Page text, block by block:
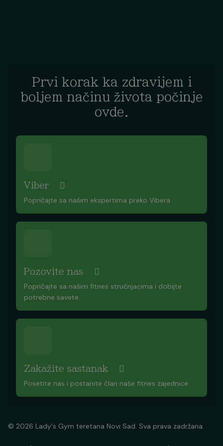
Prvi korak ka zdravijem i
boljem načinu života počinje
ovde.
Viber
Popričajte sa našim ekspertima preko Vibera
Pozovite nas
Popričajte sa našim fitnes stručnjacima i dobijte
potrebne savete.
Zakažite sastanak
Posetite nas i postanite član naše fitnes zajednice.
© 2026 Lady's Gym teretana Novi Sad. Sva prava zadržana.